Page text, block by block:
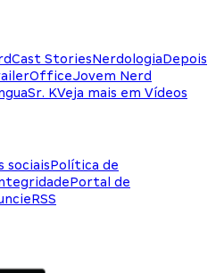
StoriesNerdologiaDepois
Jovem Nerd
Sr. KVeja mais em Vídeos
sociaisPolítica de
Portal de
RSS